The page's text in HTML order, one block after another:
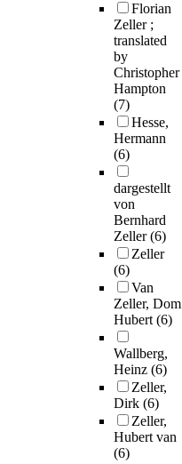
Florian
Zeller ;
translated
by
Christopher
Hampton
(7)
Hesse,
Hermann
(6)
dargestellt
von
Bernhard
Zeller(6)
Zeller
(6)
Van
Zeller, Dom
Hubert(6)
Wallberg,
Heinz (6)
Zeller,
Dirk (6)
Zeller,
Hubert van
(6)